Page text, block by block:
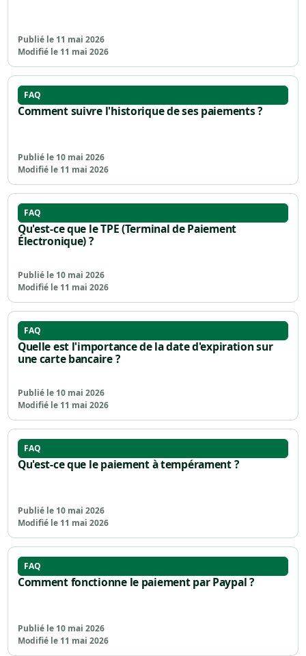
Publié le 11 mai 2026
Modifié le 11 mai 2026
FAQ
Comment suivre l'historique de ses paiements ?
Publié le 10 mai 2026
Modifié le 11 mai 2026
FAQ
Qu'est-ce que le TPE (Terminal de Paiement
Électronique) ?
Publié le 10 mai 2026
Modifié le 11 mai 2026
FAQ
Quelle est l'importance de la date d'expiration sur
une carte bancaire ?
Publié le 10 mai 2026
Modifié le 11 mai 2026
FAQ
Qu'est-ce que le paiement à tempérament ?
Publié le 10 mai 2026
Modifié le 11 mai 2026
FAQ
Comment fonctionne le paiement par Paypal ?
Publié le 10 mai 2026
Modifié le 11 mai 2026